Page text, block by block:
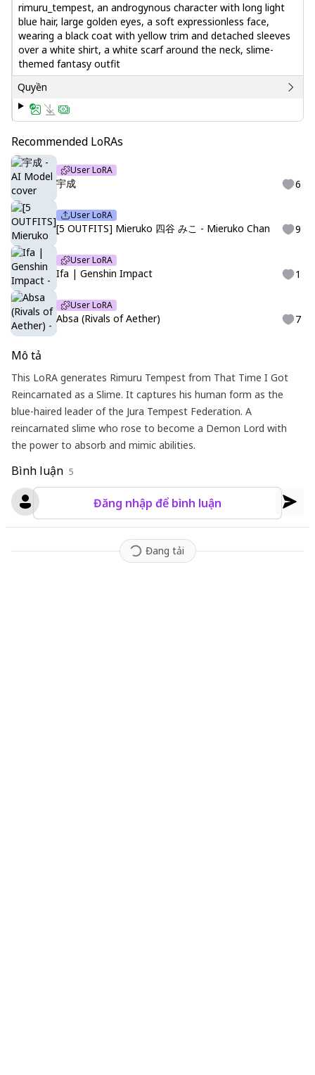
rimuru_tempest, an androgynous character with long light
blue hair, large golden eyes, a soft expressionless face,
wearing a black coat with yellow trim and detached sleeves
over a white shirt, a white scarf around the neck, slime-
themed fantasy outfit
Quyền
Recommended LoRAs
User LoRA
宇成 6
User LoRA
[5 OUTFITS] Mieruko 四谷 みこ - Mieruko Chan 9
User LoRA
Ifa | Genshin Impact 1
User LoRA
Absa (Rivals of Aether) 7
Mô tả
This LoRA generates Rimuru Tempest from That Time I Got
Reincarnated as a Slime. It captures his human form as the
blue-haired leader of the Jura Tempest Federation. A
reincarnated slime who rose to become a Demon Lord with
the power to absorb and mimic abilities.
Bình luận 5
Đăng nhập để bình luận
Đang tải